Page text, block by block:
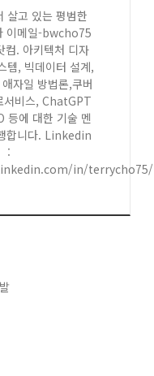
살고 있는 평범한
이메일-bwcho75
컴. 아키텍처 디자
템, 빅데이터 설계,
자일 방법론,쿠버
서비스, ChatGPT
등에 대한 기술 멘
합니다. Linkedin
:
in/terrycho75/